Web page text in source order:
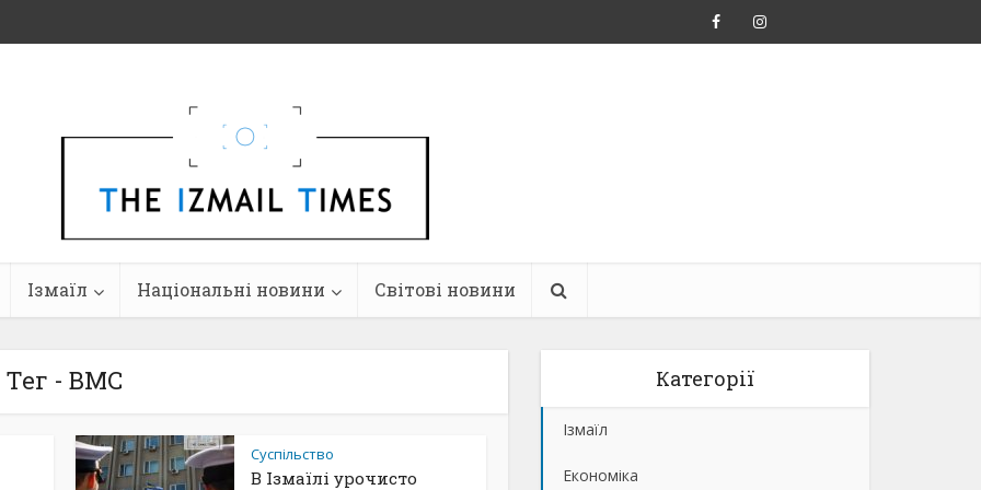
Ізмаїл Національні новини Світові новини
Тег - ВМС
Суспільство
В Ізмаїлі урочисто
Категорії
Ізмаїл
Економіка